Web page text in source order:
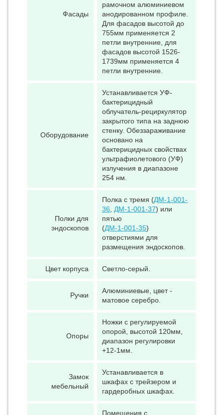
Фасады
рамочном алюминиевом
анодированном профиле.
Для фасадов высотой до
755мм применяется 2
петли внутренние, для
фасадов высотой 1526-
1739мм применяется 4
петли внутренние.
Оборудование
Устанавливается УФ-
бактерицидный
облучатель-рециркулятор
закрытого типа на заднюю
стенку. Обеззараживание
основано на
бактерицидных свойствах
ультрафиолетового (УФ)
излучения в диапазоне
254 нм.
Полки для
эндоскопов
Полка с тремя (ДМ-1-001-
36
ДМ-1-001-37) или
пятью
(ДМ-1-001-35)
отверстиями для
размещения эндоскопов.
Цвет корпуса Светло-серый.
Ручки
Алюминиевые, цвет -
матовое серебро.
Опоры
Ножки с регулируемой
опорой, высотой 120мм,
диапазон регулировки
+12-1мм.
Замок
мебельный
Устанавливается в
шкафах с трейзером и
гардеробных шкафах.
Помещения с